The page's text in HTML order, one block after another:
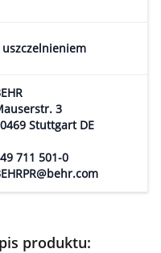
uszczelnieniem
3
Stuttgart DE
711 501-0
produktu: